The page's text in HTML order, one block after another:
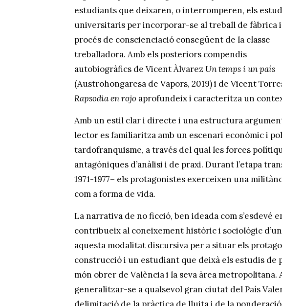
estudiants que deixaren, o interromperen, els
universitaris per incorporar-se al treball de fàbrica
procés de conscienciació consegüent de la classe
treballadora. Amb els posteriors compendis
autobiogràfics de Vicent Àlvarez Un temps i un país
(Austrohongaresa de Vapors, 2019) i de Vicent
Rapsodia en rojo aprofundeix i caracteritza un
Amb un estil clar i directe i una estructura
lector es familiaritza amb un escenari econòmic i
tardofranquisme, a través del qual les forces
antagòniques d’anàlisi i de praxi. Durant l’etapa
1971-1977– els protagonistes exerceixen una
com a forma de vida.
La narrativa de no ficció, ben ideada com s’esdevé
contribueix al coneixement històric i sociològic
aquesta modalitat discursiva per a situar els
construcció i un estudiant que deixà els estudis de
món obrer de València i la seva àrea metropolitana.
generalitzar-se a qualsevol gran ciutat del País